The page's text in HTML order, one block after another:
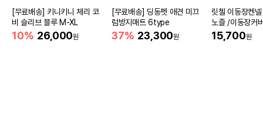
[무료배송] 키니키니 체리 코
비 슬리브 블루 M-XL
10% 26,000원
[무료배송] 딩동펫 애견 미끄
럼방지매트 6type
37% 23,300원
릿첼 이동장켄
노즐 /이동장커
15,700원